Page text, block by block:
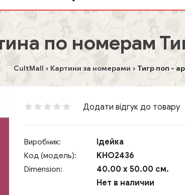
по номерам
CultMall Картини за номерами Тигр поп -
Додати відгук до товару
Виробник: Ідейка
Код (модель): KHO2436
Dimension:
40.00 x 50.00 см.
Нет в наличии